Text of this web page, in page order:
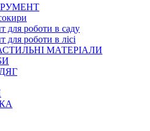
для роботи в саду
для роботи в лісі
МАТЕРІАЛИ